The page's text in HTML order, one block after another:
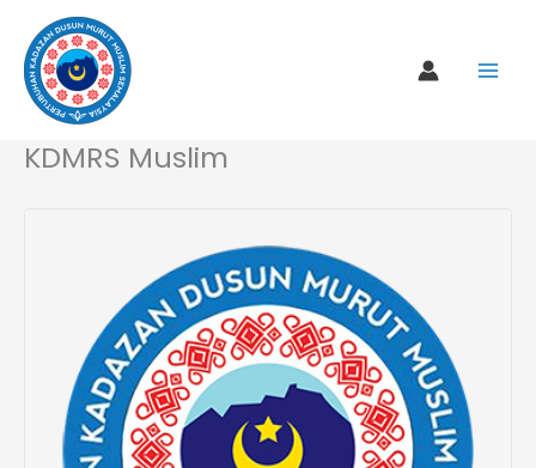
content
KDMRS Muslim